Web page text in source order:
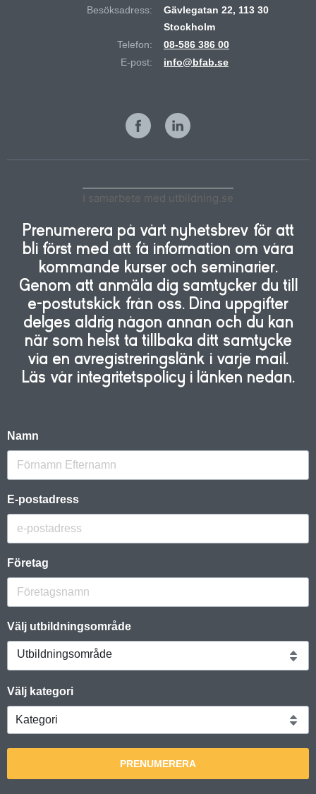
Besöksadress:
Gävlegatan 22, 113 30
Stockholm
Telefon:
08-586 386 00
E-post:
info@bfab.se
I samarbete med utbildning.se
Prenumerera på vårt nyhetsbrev för att
bli först med att få information om våra
kommande kurser och seminarier.
Genom att anmäla dig samtycker du till
e-postutskick från oss. Dina uppgifter
delges aldrig någon annan och du kan
när som helst ta tillbaka ditt samtycke
via en avregistreringslänk i varje mail.
Läs vår integritetspolicy i länken nedan.
Namn
E-postadress
Företag
Välj utbildningsområde
Utbildningsområde
Välj kategori
PRENUMERERA